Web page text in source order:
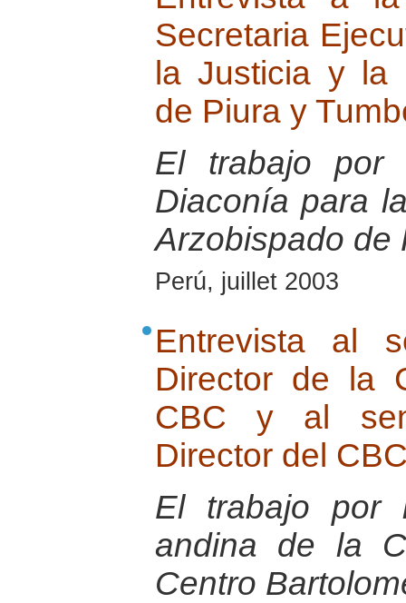
Secretaria
la Justicia y la
de Piura y
El trabajo
Diaconía para
Arzobispado de
Perú, juillet 2003
Entrevista al
Director de la
CBC y al
Director del
El trabajo por
andina de la
Centro